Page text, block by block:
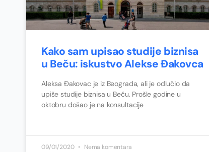
Kako sam upisao studije biznisa
u Beču: iskustvo Alekse Đakovca
Aleksa Đakovac je iz Beograda, ali je odlučio da
upiše studije biznisa u Beču. Prošle godine u
oktobru došao je na konsultacije
09/01/2020 Nema komentara